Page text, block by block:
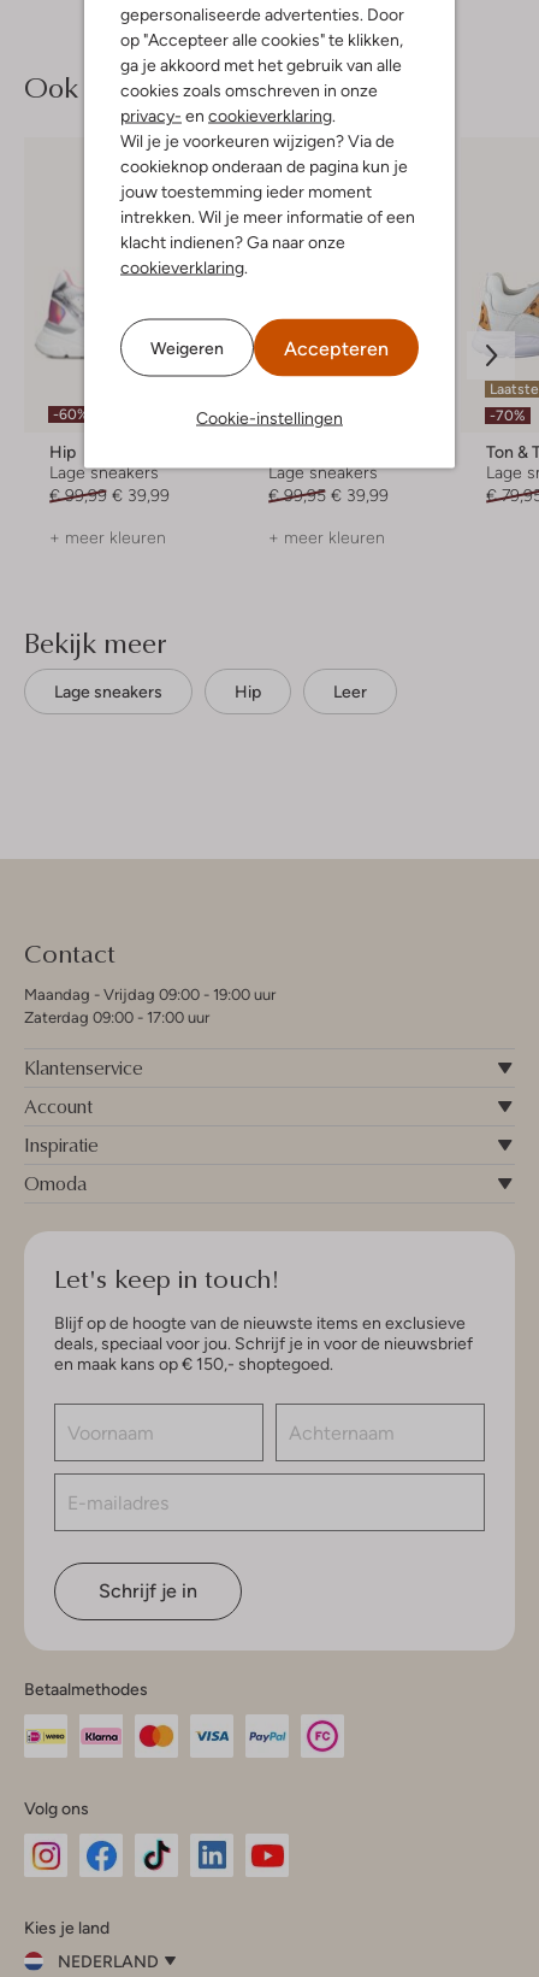
gepersonaliseerde advertenties. Door
op "Accepteer alle cookies" te klikken,
ga je akkoord met het gebruik van alle
cookies zoals omschreven in onze
privacy- en cookieverklaring.
Wil je je voorkeuren wijzigen? Via de
cookieknop onderaan de pagina kun je
jouw toestemming ieder moment
intrekken. Wil je meer informatie of een
klacht indienen? Ga naar onze
cookieverklaring.
Weigeren Accepteren
Cookie-instellingen
Ook iets voor jou?
-60%
Hip
Lage sneakers
€ 99,99 € 39,99
+ meer kleuren
-60%
Lage sneakers
€ 99,95 € 39,99
+ meer kleuren
-70%
Ton &
Lage
€
Bekijk meer
Lage sneakers Hip Leer
Contact
Maandag - Vrijdag 09:00 - 19:00 uur
Zaterdag 09:00 - 17:00 uur
Klantenservice
Account
Inspiratie
Omoda
Let's keep in touch!
Blijf op de hoogte van de nieuwste items en exclusieve
deals, speciaal voor jou. Schrijf je in voor de nieuwsbrief
en maak kans op € 150,- shoptegoed.
Schrijf je in
Betaalmethodes
Volg ons
InstagramFacebook
Kies je land
NEDERLAND